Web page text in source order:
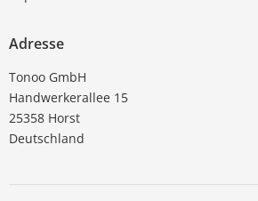
Adresse
Tonoo GmbH
Handwerkerallee 15
25358 Horst
Deutschland